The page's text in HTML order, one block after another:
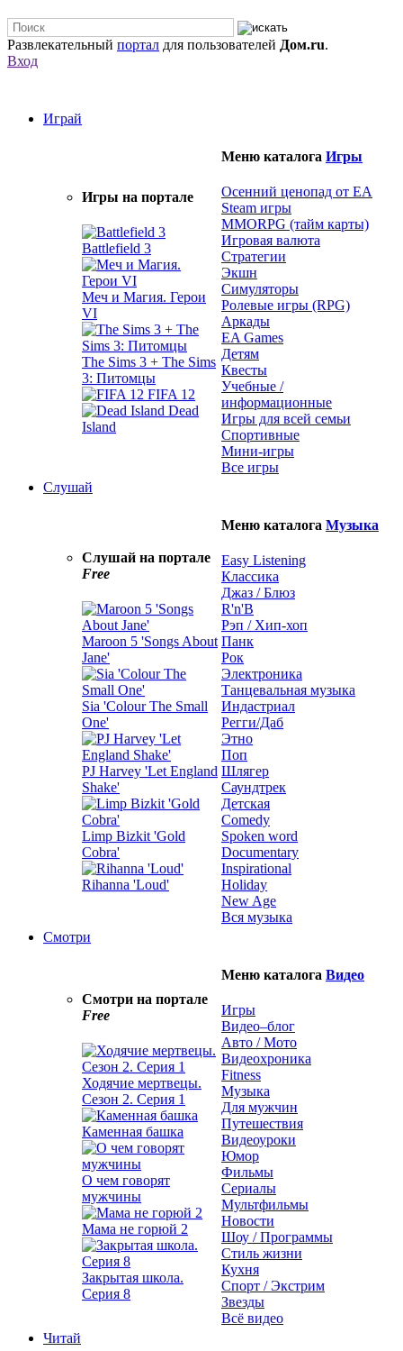
Развлекательный портал для пользователей Дом.ru.
Вход
Играй
Игры на портале
Battlefield 3
Меч и Магия. Герои
VI
The Sims 3 + The Sims
3: Питомцы
FIFA 12
Dead
Island
Меню каталога Игры
Осенний ценопад от EA
Steam игры
MMORPG (тайм карты)
Игровая валюта
Стратегии
Экшн
Симуляторы
Ролевые игры (RPG)
Аркады
EA Games
Детям
Квесты
Учебные /
информационные
Игры для всей семьи
Спортивные
Мини-игры
Все игры
Слушай
Слушай на портале
Free
Maroon 5 'Songs About
Jane'
Sia 'Colour The Small
One'
PJ Harvey 'Let England
Shake'
Limp Bizkit 'Gold
Cobra'
Rihanna 'Loud'
Меню каталога Музыка
Easy Listening
Классика
Джаз / Блюз
R'n'B
Рэп / Хип-хоп
Панк
Рок
Электроника
Танцевальная музыка
Индастриал
Регги/Даб
Этно
Поп
Шлягер
Саундтрек
Детская
Comedy
Spoken word
Documentary
Inspirational
Holiday
New Age
Вся музыка
Смотри
Смотри на портале
Free
Ходячие мертвецы.
Сезон 2. Серия 1
Каменная башка
О чем говорят
мужчины
Мама не горюй 2
Закрытая школа.
Серия 8
Меню каталога Видео
Игры
Видео–блог
Авто / Мото
Видеохроника
Fitness
Музыка
Для мужчин
Путешествия
Видеоуроки
Юмор
Фильмы
Сериалы
Мультфильмы
Новости
Шоу / Программы
Стиль жизни
Кухня
Спорт / Экстрим
Звезды
Всё видео
Читай